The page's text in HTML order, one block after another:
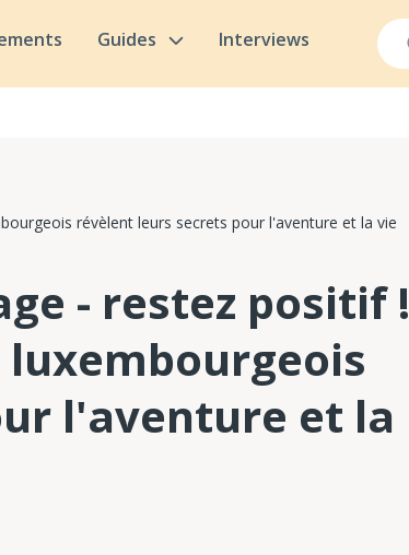
Guides Interviews
révèlent leurs secrets pour l'aventure et la vie
- restez positif !
luxembourgeois
l'aventure et la